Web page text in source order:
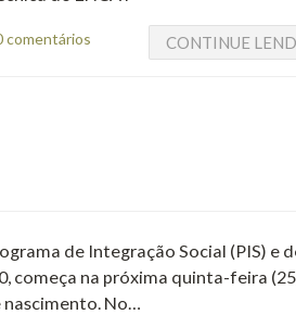
comentários CONTINUE
de Integração Social (PIS) e
começa na próxima quinta-feira
nascimento. No…